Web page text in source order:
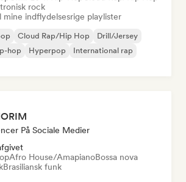
rock
mine indflydelsesrige playlister
Cloud Rap/Hip Hop
Drill/Jersey
hop Hyperpop
International rap
På Sociale Medier
Afro House/AmapianoBossa nova
Brasiliansk funk